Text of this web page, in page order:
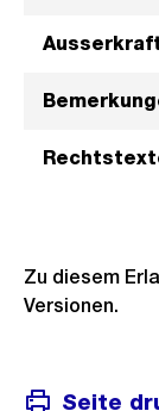
Zu diesem
Versionen.
Seite